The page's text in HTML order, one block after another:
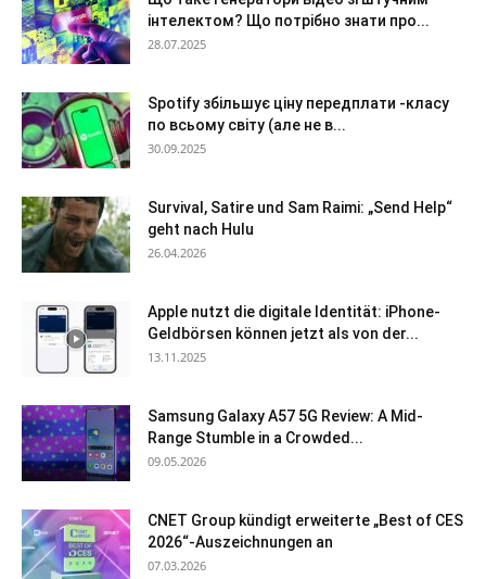
інтелектом? Що потрібно знати про...
28.07.2025
Spotify збільшує ціну передплати -класу
по всьому світу (але не в...
30.09.2025
Survival, Satire und Sam Raimi: „Send Help“
geht nach Hulu
26.04.2026
Apple nutzt die digitale Identität: iPhone-
Geldbörsen können jetzt als von der...
13.11.2025
Samsung Galaxy A57 5G Review: A Mid-
Range Stumble in a Crowded...
09.05.2026
CNET Group kündigt erweiterte „Best of CES
2026“-Auszeichnungen an
07.03.2026